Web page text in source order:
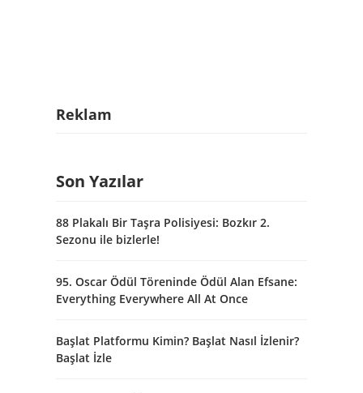
Reklam
Son Yazılar
88 Plakalı Bir Taşra Polisiyesi: Bozkır 2.
Sezonu ile bizlerle!
95. Oscar Ödül Töreninde Ödül Alan Efsane:
Everything Everywhere All At Once
Başlat Platformu Kimin? Başlat Nasıl İzlenir?
Başlat İzle